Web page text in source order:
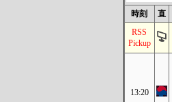
時刻 直
RSS
Pickup
13:20